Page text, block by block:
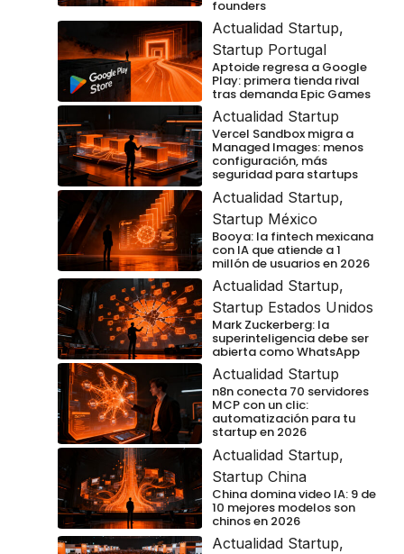
founders
Actualidad Startup,
Startup Portugal
Aptoide regresa a Google
Play: primera tienda rival
tras demanda Epic Games
Actualidad Startup
Vercel Sandbox migra a
Managed Images: menos
configuración, más
seguridad para startups
Actualidad Startup,
Startup México
Booya: la fintech mexicana
con IA que atiende a 1
millón de usuarios en 2026
Actualidad Startup,
Startup Estados Unidos
Mark Zuckerberg: la
superinteligencia debe ser
abierta como WhatsApp
Actualidad Startup
n8n conecta 70 servidores
MCP con un clic:
automatización para tu
startup en 2026
Actualidad Startup,
Startup China
China domina video IA: 9 de
10 mejores modelos son
chinos en 2026
Actualidad Startup,